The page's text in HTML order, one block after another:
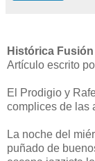
Histórica
Artículo escrito
El Prodigio y
complices de las
La noche del
puñado de